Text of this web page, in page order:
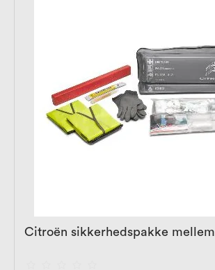
Citroën sikkerhedspakke mellem